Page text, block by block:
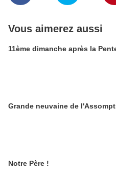
Vous aimerez aussi
11ème dimanche après la
Grande neuvaine de
Notre Père !